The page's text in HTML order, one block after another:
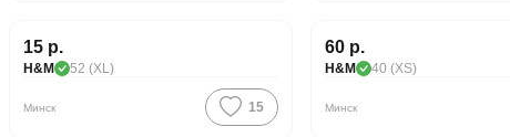
15 р.
H&M 52 (XL)
Минск 15
60 р.
H&M 40 (XS)
Минск